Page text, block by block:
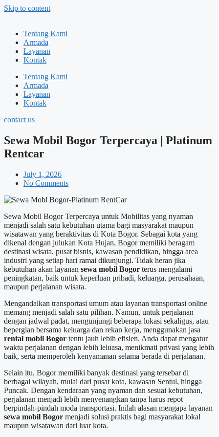
Skip to content
Tentang Kami
Armada
Layanan
Kontak
Tentang Kami
Armada
Layanan
Kontak
contact us
Sewa Mobil Bogor Terpercaya | Platinum
Rentcar
July 1, 2026
No Comments
Sewa Mobil Bogor Terpercaya untuk Mobilitas yang nyaman
menjadi salah satu kebutuhan utama bagi masyarakat maupun
wisatawan yang beraktivitas di Kota Bogor. Sebagai kota yang
dikenal dengan julukan Kota Hujan, Bogor memiliki beragam
destinasi wisata, pusat bisnis, kawasan pendidikan, hingga area
industri yang setiap hari ramai dikunjungi. Tidak heran jika
kebutuhan akan layanan sewa mobil Bogor terus mengalami
peningkatan, baik untuk keperluan pribadi, keluarga, perusahaan,
maupun perjalanan wisata.
Mengandalkan transportasi umum atau layanan transportasi online
memang menjadi salah satu pilihan. Namun, untuk perjalanan
dengan jadwal padat, mengunjungi beberapa lokasi sekaligus, atau
bepergian bersama keluarga dan rekan kerja, menggunakan jasa
rental mobil Bogor tentu jauh lebih efisien. Anda dapat mengatur
waktu perjalanan dengan lebih leluasa, menikmati privasi yang lebih
baik, serta memperoleh kenyamanan selama berada di perjalanan.
Selain itu, Bogor memiliki banyak destinasi yang tersebar di
berbagai wilayah, mulai dari pusat kota, kawasan Sentul, hingga
Puncak. Dengan kendaraan yang nyaman dan sesuai kebutuhan,
perjalanan menjadi lebih menyenangkan tanpa harus repot
berpindah-pindah moda transportasi. Inilah alasan mengapa layanan
sewa mobil Bogor menjadi solusi praktis bagi masyarakat lokal
maupun wisatawan dari luar kota.